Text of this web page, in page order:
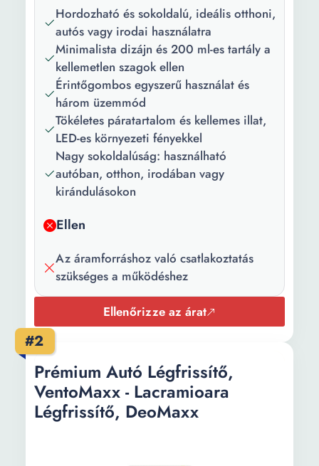
Súly:
143 g
Mennyiség:
200 ml
Szín:
Fekete
Hordozható és sokoldalú, ideális otthoni,
autós vagy irodai használatra
Minimalista dizájn és 200 ml-es tartály a
kellemetlen szagok ellen
Érintőgombos egyszerű használat és
három üzemmód
Tökéletes páratartalom és kellemes illat,
LED-es környezeti fényekkel
Nagy sokoldalúság: használható
autóban, otthon, irodában vagy
kirándulásokon
Ellen
Az áramforráshoz való csatlakoztatás
szükséges a működéshez
Ellenőrizze az árat
#2
Prémium Autó Légfrissítő,
VentoMaxx - Lacramioara
Légfrissítő, DeoMaxx